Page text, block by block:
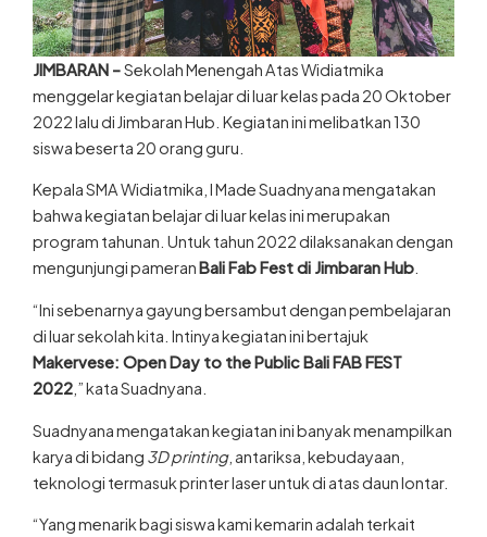
JIMBARAN –Sekolah Menengah Atas Widiatmika
menggelar kegiatan belajar di luar kelas pada 20 Oktober
2022 lalu di Jimbaran Hub. Kegiatan ini melibatkan 130
siswa beserta 20 orang guru.
Kepala SMA Widiatmika, I Made Suadnyana mengatakan
bahwa kegiatan belajar di luar kelas ini merupakan
program tahunan. Untuk tahun 2022 dilaksanakan dengan
mengunjungi pameranBali Fab Fest di Jimbaran Hub
“Ini sebenarnya gayung bersambut dengan pembelajaran
di luar sekolah kita. Intinya kegiatan ini bertajuk
Makervese: Open Day to the Public Bali FAB FEST
2022 ,” kata Suadnyana.
Suadnyana mengatakan kegiatan ini banyak menampilkan
karya di bidang 3D printing, antariksa, kebudayaan,
teknologi termasuk printer laser untuk di atas daun lontar.
“Yang menarik bagi siswa kami kemarin adalah terkait